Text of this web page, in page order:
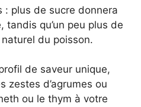
: plus de sucre donnera
tandis qu’un peu plus de
du poisson.
de saveur unique,
zestes d’agrumes ou
ou le thym à votre